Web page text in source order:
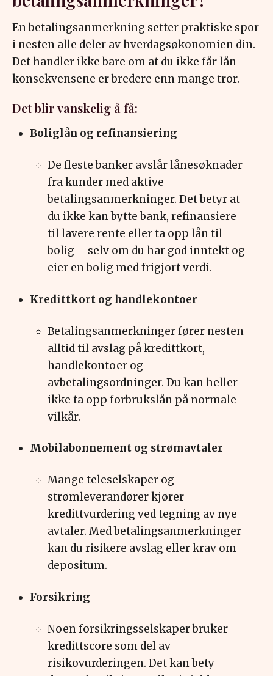
En betalingsanmerkning setter praktiske spor
i nesten alle deler av hverdagsøkonomien din.
Det handler ikke bare om at du ikke får lån –
konsekvensene er bredere enn mange tror.
Det blir vanskelig å få:
Boliglån og refinansiering
De fleste banker avslår lånesøknader
fra kunder med aktive
betalingsanmerkninger. Det betyr at
du ikke kan bytte bank, refinansiere
til lavere rente eller ta opp lån til
bolig – selv om du har god inntekt og
eier en bolig med frigjort verdi.
Kredittkort og handlekontoer
Betalingsanmerkninger fører nesten
alltid til avslag på kredittkort,
handlekontoer og
avbetalingsordninger. Du kan heller
ikke ta opp forbrukslån på normale
vilkår.
Mobilabonnement og strømavtaler
Mange teleselskaper og
strømleverandører kjører
kredittvurdering ved tegning av nye
avtaler. Med betalingsanmerkninger
kan du risikere avslag eller krav om
depositum.
Forsikring
Noen forsikringsselskaper bruker
kredittscore som del av
risikovurderingen. Det kan bety